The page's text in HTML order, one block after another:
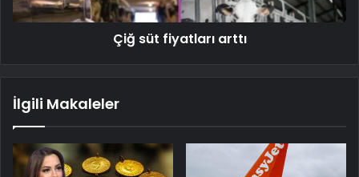
Çiğ süt fiyatları arttı
İlgili Makaleler